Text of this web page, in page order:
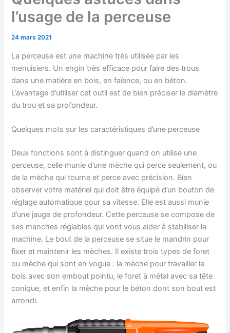
l’usage de la perceuse
24 mars 2021
La perceuse est une machine très utilisée par les
menuisiers. Un engin très efficace pour faire des trous
dans une matière en bois, en faïence, ou en béton.
L’avantage d’utiliser cet outil est de bien préciser le diamètre
du trou et sa profondeur.
Quelques mots sur les caractéristiques d’une perceuse
Deux fonctions sont à distinguer quand on utilise une
perceuse, celle munie d’une mèche qui perce seulement, ou
de la mèche qui tourne et perce avec précision. Bien
observer votre matériel qui doit être équipé d’un bouton de
réglage automatique pour sa vitesse. Elle est aussi munie
d’une jauge de profondeur. Cette perceuse se compose de
ses manches réglables qui vont vous aider à stabiliser la
machine. Le bout de la perceuse se situe le mandrin pour
fixer et maintenir les mèches. Il existe trois types de foret
ou mèche qui sont en vogue : la mèche pour travailler le
bois avec son embout pointu, le foret à métal avec sa tête
conique, et enfin la mèche pour le béton dont son bout est
arrondi.